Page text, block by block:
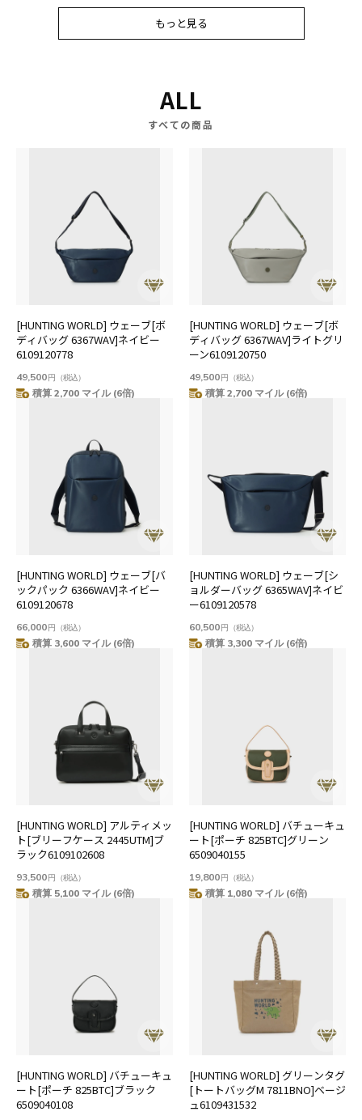
もっと見る
もっと見る
ALL
すべての商品
[HUNTING WORLD] ウェーブ[ボ
ディバッグ 6367WAV]ネイビー
6109120778
49,500円 （税込）
積算 2,700 マイル (6倍)
[HUNTING WORLD] ウェーブ[ボ
ディバッグ 6367WAV]ライトグリ
ーン6109120750
49,500円 （税込）
積算 2,700 マイル (6倍)
[HUNTING WORLD] ウェーブ[バ
ックパック 6366WAV]ネイビー
6109120678
66,000円 （税込）
積算 3,600 マイル (6倍)
[HUNTING WORLD] ウェーブ[シ
ョルダーバッグ 6365WAV]ネイビ
ー6109120578
60,500円 （税込）
積算 3,300 マイル (6倍)
[HUNTING WORLD] アルティメッ
ト[ブリーフケース 2445UTM]ブ
ラック6109102608
93,500円 （税込）
積算 5,100 マイル (6倍)
[HUNTING WORLD] バチューキュ
ート[ポーチ 825BTC]グリーン
6509040155
19,800円 （税込）
積算 1,080 マイル (6倍)
[HUNTING WORLD] バチューキュ
ート[ポーチ 825BTC]ブラック
6509040108
[HUNTING WORLD] グリーンタグ
[トートバッグM 7811BNO]ベージ
ュ6109431532